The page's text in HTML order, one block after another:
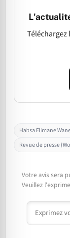
Habsa Elimane
Revue de presse
Votre avis sera
Veuillez
Commentaire